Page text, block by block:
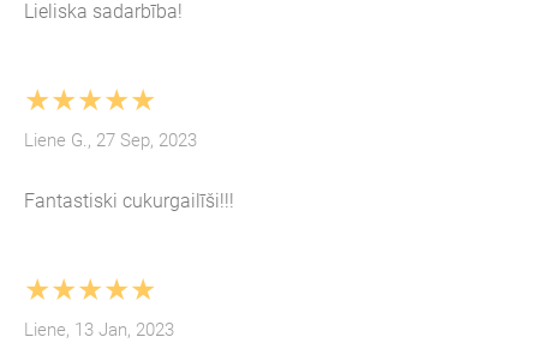
Lieliska sadarbība!
★★★★★
Liene G., 27 Sep, 2023
Fantastiski cukurgailīši!!!
★★★★★
Liene, 13 Jan, 2023